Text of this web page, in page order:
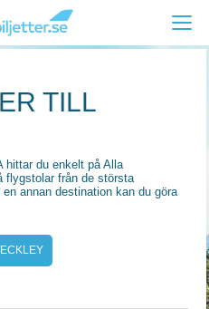
TILL
hittar du enkelt på Alla
flygstolar från de största
annan destination kan du göra